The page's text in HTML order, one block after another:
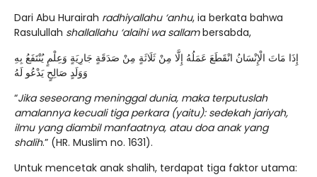
Dari Abu Hurairah radhiyallahu ‘anhu, ia berkata bahwa
Rasulullah shallallahu ‘alaihi wa sallambersabda,
إِذَا مَاتَ الْإِنْسَانُ انْقَطَعَ عَمَلُهُ إِلَّا مِنْ ثَلَاثَةٍ مِنْ صَدَقَةٍ جَارِيَةٍ وَعِلْمٍ يُنْتَفَعُ بِهِ
وَوَلَدٍ صَالِحٍ يَدْعُو لَهُ
“Jika seseorang meninggal dunia, maka terputuslah
amalannya kecuali tiga perkara (yaitu): sedekah jariyah,
ilmu yang diambil manfaatnya, atau doa anak yang
shalih.” (HR. Muslim no. 1631).
Untuk mencetak anak shalih, terdapat tiga faktor utama: